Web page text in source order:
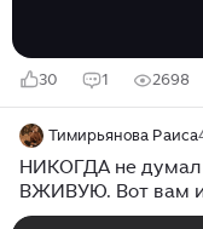
30 1 2698
Тимирьянова Раиса
НИКОГДА не
ВЖИВУЮ. Вот вам и
ВОРОН.